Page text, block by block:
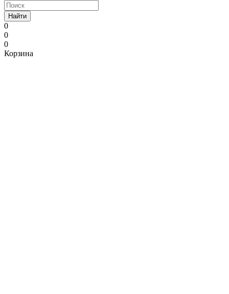
Найти
0
0
0
Корзина